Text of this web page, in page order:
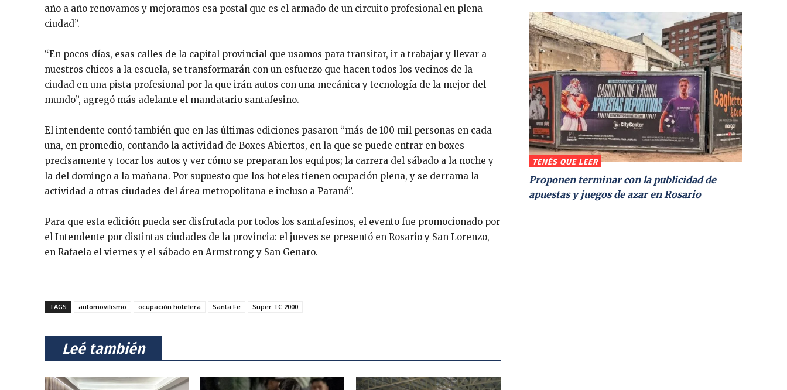
año a año renovamos y mejoramos esa postal que es el armado de un circuito profesional en plena
ciudad”.
“En pocos días, esas calles de la capital provincial que usamos para transitar, ir a trabajar y llevar a
nuestros chicos a la escuela, se transformarán con un esfuerzo que hacen todos los vecinos de la
ciudad en una pista profesional por la que irán autos con una mecánica y tecnología de la mejor del
mundo”, agregó más adelante el mandatario santafesino.
El intendente contó también que en las últimas ediciones pasaron “más de 100 mil personas en cada
una, en promedio, contando la actividad de Boxes Abiertos, en la que se puede entrar en boxes
precisamente y tocar los autos y ver cómo se preparan los equipos; la carrera del sábado a la noche y
la del domingo a la mañana. Por supuesto que los hoteles tienen ocupación plena, y se derrama la
actividad a otras ciudades del área metropolitana e incluso a Paraná”.
Para que esta edición pueda ser disfrutada por todos los santafesinos, el evento fue promocionado por
el Intendente por distintas ciudades de la provincia: el jueves se presentó en Rosario y San Lorenzo,
en Rafaela el viernes y el sábado en Armstrong y San Genaro.
TAGS automovilismo ocupación hotelera Santa Fe Super TC 2000
⠀Leé también⠀
TENÉS QUE LEER
Proponen terminar con la publicidad de
apuestas y juegos de azar en Rosario